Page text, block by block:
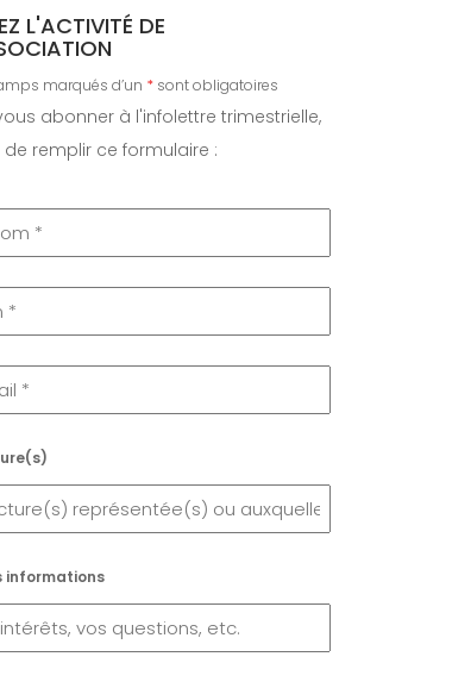
L'ACTIVITÉ DE
marqués d’un *sont obligatoires
abonner à l'infolettre trimestrielle,
remplir ce formulaire :
informations